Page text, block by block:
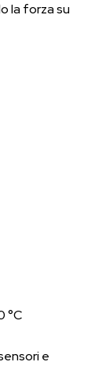
la forza su
°C
e